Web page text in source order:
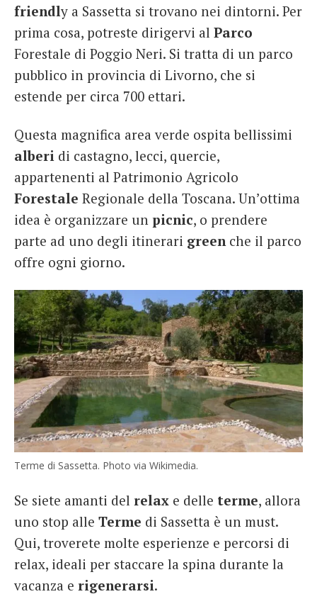
friendly a Sassetta si trovano nei dintorni. Per
prima cosa, potreste dirigervi al Parco
Forestale di Poggio Neri. Si tratta di un parco
pubblico in provincia di Livorno, che si
estende per circa 700 ettari.
Questa magnifica area verde ospita bellissimi
alberi di castagno, lecci, quercie,
appartenenti al Patrimonio Agricolo
Forestale Regionale della Toscana. Un’ottima
idea è organizzare un picnic, o prendere
parte ad uno degli itinerari green che il parco
offre ogni giorno.
Terme di Sassetta. Photo via Wikimedia.
Se siete amanti del relax e delle terme, allora
uno stop alle Terme di Sassetta è un must.
Qui, troverete molte esperienze e percorsi di
relax, ideali per staccare la spina durante la
vacanza e rigenerarsi.